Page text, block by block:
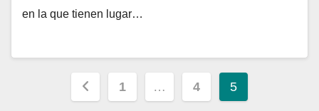
en la que tienen lugar…
Paginación
1 … 4 5